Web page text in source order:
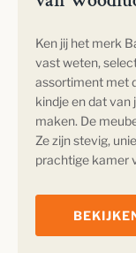
Ken jij het merk
vast weten,
assortiment met
kindje en dat van
maken. De
Ze zijn stevig,
prachtige kamer